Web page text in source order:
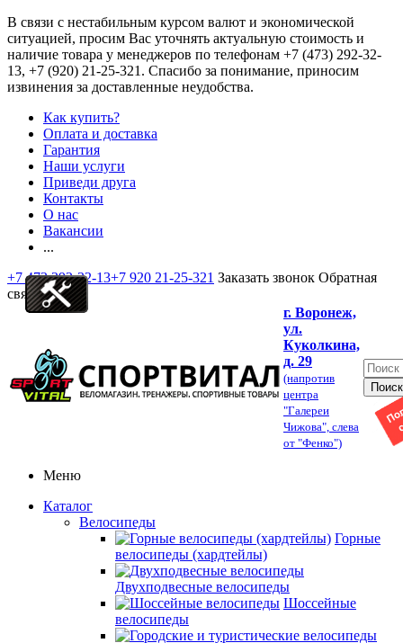
В связи с нестабильным курсом валют и экономической
ситуацией, просим Вас уточнять актуальную стоимость и
наличие товара у менеджеров по телефонам +7 (473) 292-32-
13, +7 (920) 21-25-321 . Спасибо за понимание, приносим
извинения за доставленные неудобства.
Как купить?
Оплата и доставка
Гарантия
Наши услуги
Приведи друга
Контакты
О нас
Вакансии
...
+7 473 292-32-13+7 920 21-25-321 Заказать звонок Обратная
связь
г. Воронеж,
ул.
Куколкина,
д. 29
(напротив
центра
"Галереи
Чижова", слева
от "Фенко")
Меню
Каталог
Велосипеды
Горные
велосипеды (хардтейлы)
Двухподвесные велосипеды
Шоссейные
велосипеды